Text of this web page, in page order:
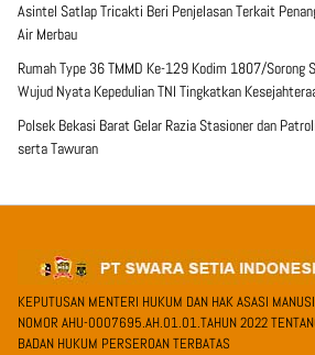
Asintel Satlap Tricakti Beri Penjelasan Terkait
Air Merbau
Rumah Type 36 TMMD Ke-129 Kodim 1807/Sorong
Wujud Nyata Kepedulian TNI Tingkatkan
Polsek Bekasi Barat Gelar Razia Stasioner dan
serta Tawuran
KEPUTUSAN MENTERI HUKUM DAN HAK ASASI
NOMOR AHU-0007695.AH.01.01.TAHUN 2022
BADAN HUKUM PERSEROAN TERBATAS